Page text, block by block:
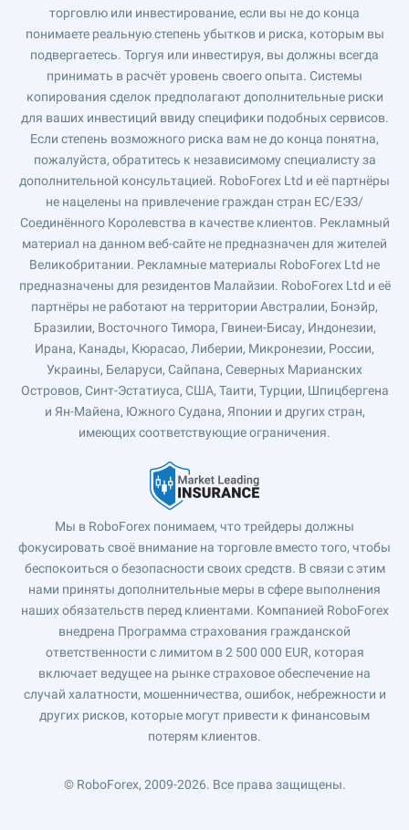
торговлю или инвестирование, если вы не до конца
понимаете реальную степень убытков и риска, которым вы
подвергаетесь. Торгуя или инвестируя, вы должны всегда
принимать в расчёт уровень своего опыта. Системы
копирования сделок предполагают дополнительные риски
для ваших инвестиций ввиду специфики подобных сервисов.
Если степень возможного риска вам не до конца понятна,
пожалуйста, обратитесь к независимому специалисту за
дополнительной консультацией. RoboForex Ltd и её партнёры
не нацелены на привлечение граждан стран ЕС/ЕЭЗ/
Соединённого Королевства в качестве клиентов. Рекламный
материал на данном веб-сайте не предназначен для жителей
Великобритании. Рекламные материалы RoboForex Ltd не
предназначены для резидентов Малайзии. RoboForex Ltd и её
партнёры не работают на территории Австралии, Бонэйр,
Бразилии, Восточного Тимора, Гвинеи-Бисау, Индонезии,
Ирана, Канады, Кюрасао, Либерии, Микронезии, России,
Украины, Беларуси, Сайпана, Северных Марианских
Островов, Синт-Эстатиуса, США, Таити, Турции, Шпицбергена
и Ян-Майена, Южного Судана, Японии и других стран,
имеющих соответствующие ограничения.
Мы в RoboForex понимаем, что трейдеры должны
фокусировать своё внимание на торговле вместо того, чтобы
беспокоиться о безопасности своих средств. В связи с этим
нами приняты дополнительные меры в сфере выполнения
наших обязательств перед клиентами. Компанией RoboForex
внедрена Программа страхования гражданской
ответственности с лимитом в 2 500 000 EUR, которая
включает ведущее на рынке страховое обеспечение на
случай халатности, мошенничества, ошибок, небрежности и
других рисков, которые могут привести к финансовым
потерям клиентов.
© RoboForex, 2009-2026. Все права защищены.